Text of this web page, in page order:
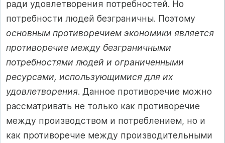
ради удовлетворения потребностей. Но
потребности людей безграничны. Поэтому
основным противоречием экономики является
противоречие между безграничными
потребностями людей и ограниченными
ресурсами, использующимися для их
удовлетворения. Данное противоречие можно
рассматривать не только как противоречие
между производством и потреблением, но и
как противоречие между производительными